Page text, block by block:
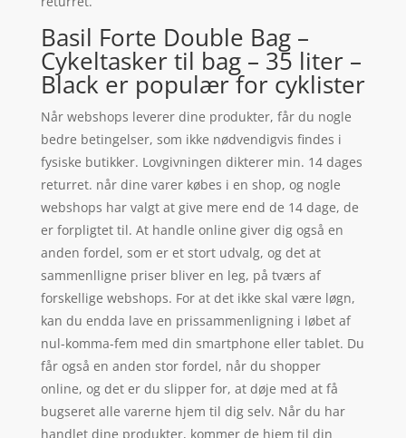
Basil Forte Double Bag –
Cykeltasker til bag – 35 liter –
Black er populær for cyklister
Når webshops leverer dine produkter, får du nogle
bedre betingelser, som ikke nødvendigvis findes i
fysiske butikker. Lovgivningen dikterer min. 14 dages
returret. når dine varer købes i en shop, og nogle
webshops har valgt at give mere end de 14 dage, de
er forpligtet til. At handle online giver dig også en
anden fordel, som er et stort udvalg, og det at
sammenlligne priser bliver en leg, på tværs af
forskellige webshops. For at det ikke skal være løgn,
kan du endda lave en prissammenligning i løbet af
nul-komma-fem med din smartphone eller tablet. Du
får også en anden stor fordel, når du shopper
online, og det er du slipper for, at døje med at få
bugseret alle varerne hjem til dig selv. Når du har
handlet dine produkter, kommer de hjem til din